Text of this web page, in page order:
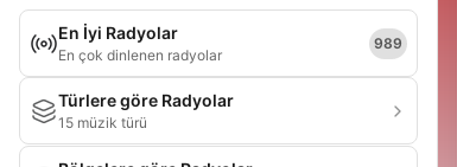
En İyi Radyolar
En çok dinlenen radyolar
989
Türlere göre Radyolar
15 müzik türü